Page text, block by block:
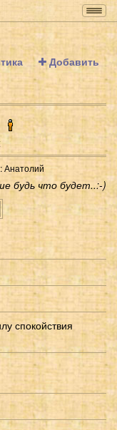
Добавить
Анатолий
будь что будет..:-)
спокойствия